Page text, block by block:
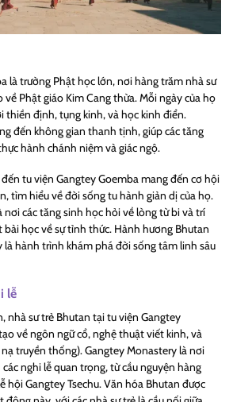
là trường Phật học lớn, nơi hàng trăm nhà sư
Phật giáo Kim Cang thừa. Mỗi ngày của họ
thiền định, tụng kinh, và học kinh điển.
đến không gian thanh tịnh, giúp các tăng
hành chánh niệm và giác ngộ.
tu viện Gangtey Goemba mang đến cơ hội
tìm hiểu về đời sống tu hành giản dị của họ.
nơi các tăng sinh học hỏi về lòng từ bi và trí
học về sự tỉnh thức. Hành hương Bhutan
là hành trình khám phá đời sống tâm linh sâu
lễ
nhà sư trẻ Bhutan tại tu viện Gangtey
về ngôn ngữ cổ, nghệ thuật viết kinh, và
truyền thống). Gangtey Monastery là nơi
nghi lễ quan trọng, từ cầu nguyện hàng
hội Gangtey Tsechu. Văn hóa Bhutan được